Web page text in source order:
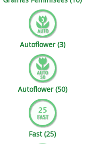
Seedy Simon
Söllner -
Sumo Seeds
Autoflower (3)
Autoflower (50)
Fast (25)